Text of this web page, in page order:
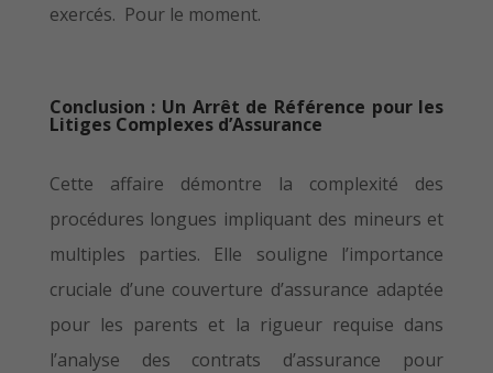
exercés. Pour le moment.
Conclusion : Un Arrêt de Référence pour les
Litiges Complexes d’Assurance
Cette affaire démontre la complexité des
procédures longues impliquant des mineurs et
multiples parties. Elle souligne l’importance
cruciale d’une couverture d’assurance adaptée
pour les parents et la rigueur requise dans
l’analyse des contrats d’assurance pour